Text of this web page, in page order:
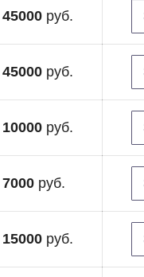
45000 руб.
45000 руб.
10000 руб.
7000 руб.
15000 руб.